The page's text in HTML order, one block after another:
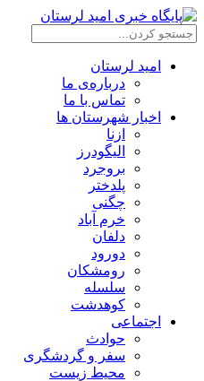
امید لرستان
درباره‌ی ما
تماس با ما
اخبار شهرستان ها
ازنا
الیگودرز
بروجرد
پلدختر
چگنی
خرم آباد
دلفان
دورود
رومشکان
سلسله
کوهدشت
اجتماعی
حوادث
سفر و گردشگری
محیط زیست